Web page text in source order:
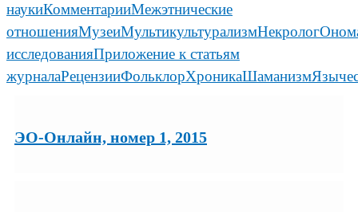
наукиКомментарииМежэтнические
отношенияМузеиМультикультурализмНекролог
исследованияПриложение к статьям
журналаРецензииФольклорХроникаШаманизм
ЭО-Онлайн, номер 1, 2015